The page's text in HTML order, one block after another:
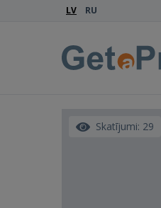
LV RU
Skatījumi: 29